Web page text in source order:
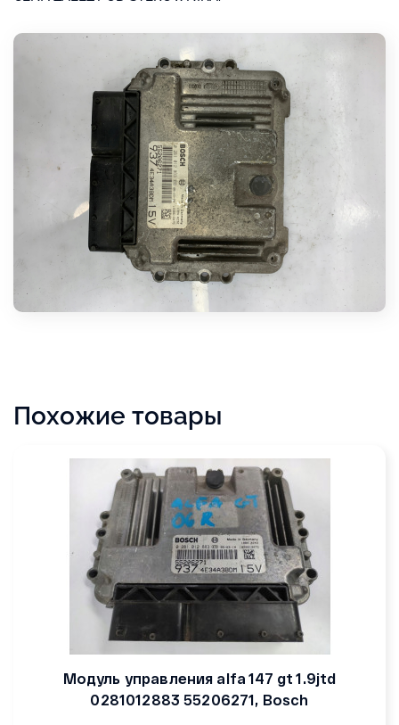
Похожие товары
Модуль управления alfa 147 gt 1.9jtd
0281012883 55206271, Bosch